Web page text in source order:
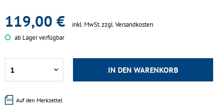
119,00 € inkl. MwSt.zzgl. Versandkosten
ab Lager verfügbar
IN DEN WARENKORB
Auf den Merkzettel